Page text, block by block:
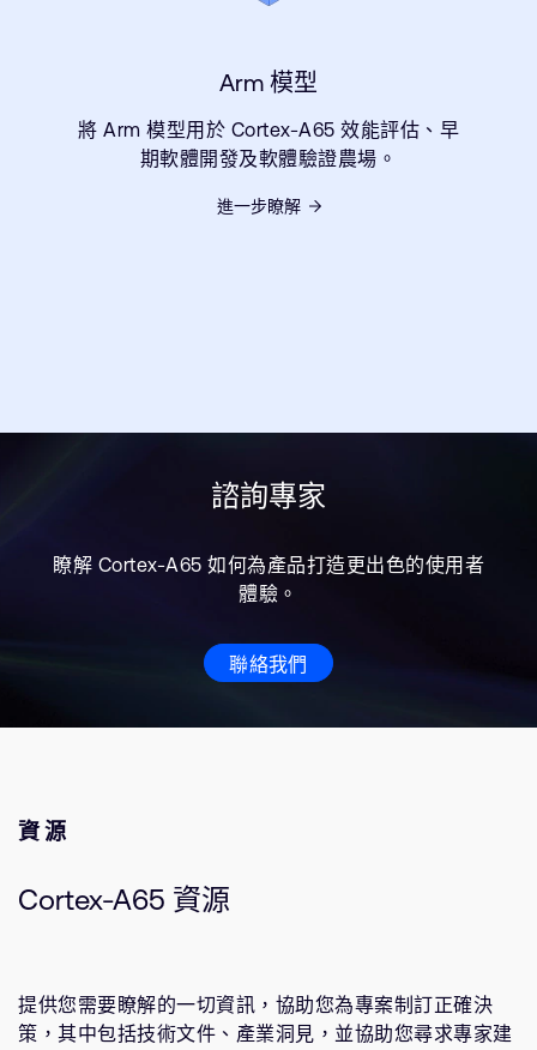
Arm 模型
將 Arm 模型用於 Cortex-A65 效能評估、早
期軟體開發及軟體驗證農場。
進一步瞭解
諮詢專家
瞭解 Cortex-A65 如何為產品打造更出色的使用者
體驗。
聯絡我們
資源
Cortex-A65 資源
提供您需要瞭解的一切資訊，協助您為專案制訂正確決
策，其中包括技術文件、產業洞見，並協助您尋求專家建